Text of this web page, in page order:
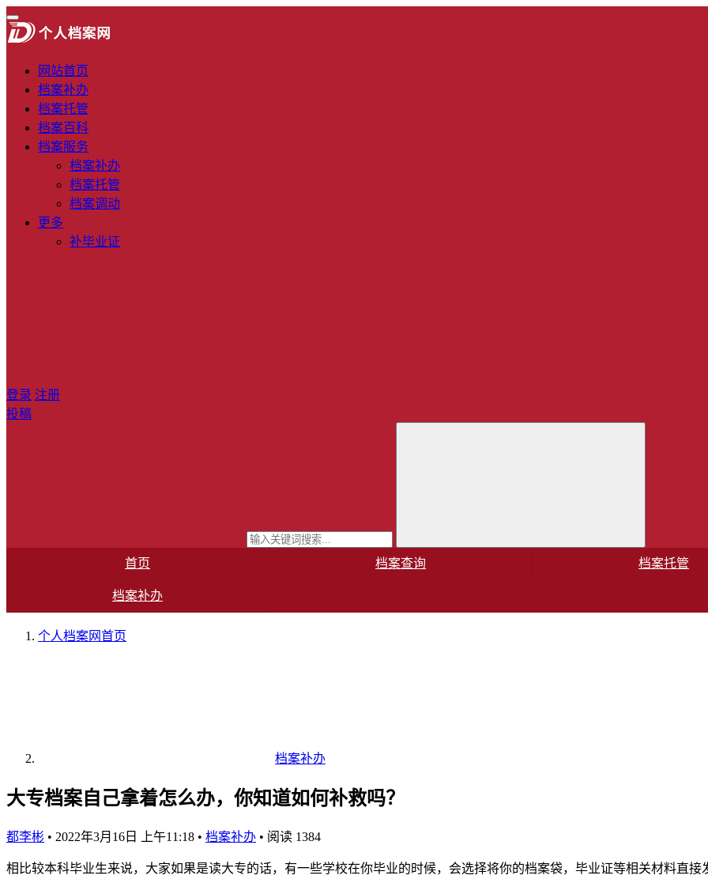
网站首页
档案补办
档案托管
档案百科
档案服务
档案补办
档案托管
档案调动
更多
补毕业证
登录 注册
投稿
首页 档案查询 档案托管
档案补办
个人档案网首页
档案补办
大专档案自己拿着怎么办，你知道如何补救吗？
都李彬 • 2022年3月16日 上午11:18 • 档案补办 • 阅读 1384
相比较本科毕业生来说，大家如果是读大专的话，有一些学校在你毕业的时候，会选择将你的档案袋，毕业证等相关材料直